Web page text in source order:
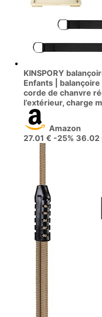
KINSPORY
Enfants |
corde de chanvre
l’extérieur, charge
Amazon
27.01 € -25% 36.02